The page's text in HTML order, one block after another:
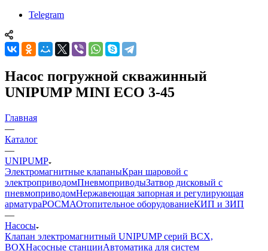
Telegram
Насос погружной скважинный
UNIPUMP MINI ECO 3-45
Главная
—
Каталог
—
UNIPUMP
Электромагнитные клапаныКран шаровой с
электроприводомПневмоприводыЗатвор дисковый с
пневмоприводомНержавеющая запорная и регулирующая
арматураРОСМАОтопительное оборудованиеКИП и ЗИП
—
Насосы
Клапан электромагнитный UNIPUMP серий BCX,
BOXНасосные станцииАвтоматика для систем